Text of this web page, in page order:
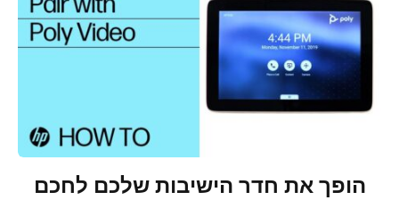
הופך את חדר הישיבות שלכם לחכם